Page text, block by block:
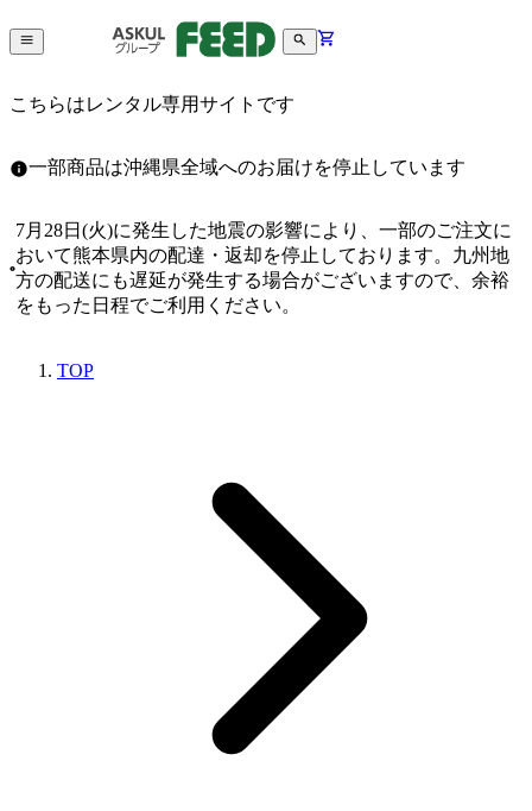
こちらはレンタル専用サイトです
一部商品は沖縄県全域へのお届けを停止しています
7月28日(火)に発生した地震の影響により、一部のご注文に
おいて熊本県内の配達・返却を停止しております。九州地
方の配送にも遅延が発生する場合がございますので、余裕
をもった日程でご利用ください。
TOP